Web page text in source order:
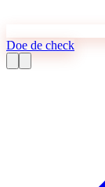
Doe de check